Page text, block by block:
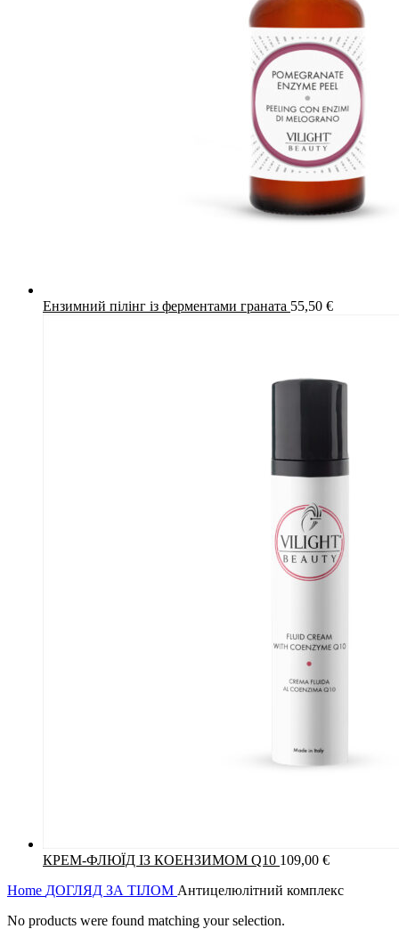
Ензимний пілінг із ферментами граната 55,50 €
КРЕМ-ФЛЮЇД ІЗ КОЕНЗИМОМ Q10 109,00 €
Home ДОГЛЯД ЗА ТІЛОМ Антицелюлітний комплекс
No products were found matching your selection.